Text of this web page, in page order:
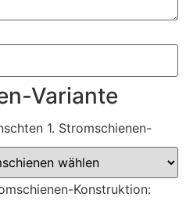
Variante
1. Stromschienen-
Konstruktion: